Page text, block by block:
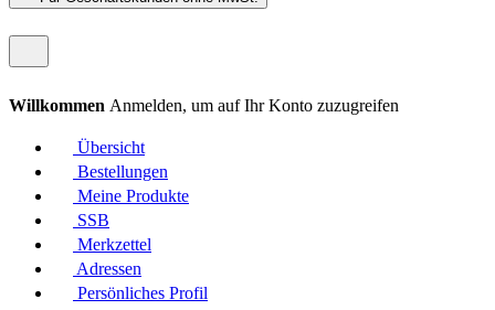
Willkommen Anmelden, um auf Ihr Konto zuzugreifen
Übersicht
Bestellungen
Meine Produkte
SSB
Merkzettel
Adressen
Persönliches Profil